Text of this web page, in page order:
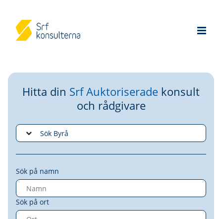
Hitta din Srf Auktoriserade konsult
och rådgivare
Sök på namn
Sök på ort